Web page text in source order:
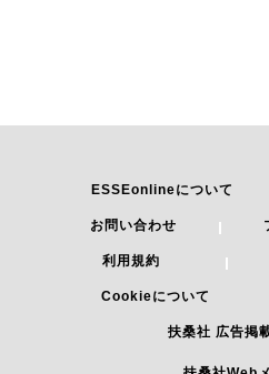
ESSEonlineについて